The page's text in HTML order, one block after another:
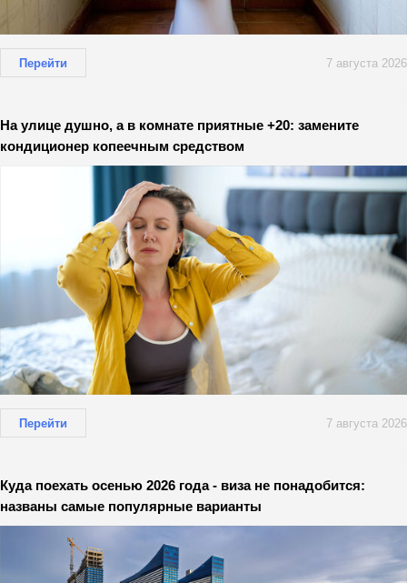
Перейти 7 августа 2026
На улице душно, а в комнате приятные +20: замените
кондиционер копеечным средством
Перейти 7 августа 2026
Куда поехать осенью 2026 года - виза не понадобится:
названы самые популярные варианты